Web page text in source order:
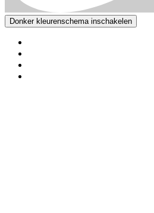
Donker kleurenschema inschakelen